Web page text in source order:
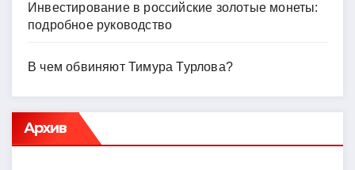
Инвестирование в российские золотые монеты:
подробное руководство
В чем обвиняют Тимура Турлова?
Архив